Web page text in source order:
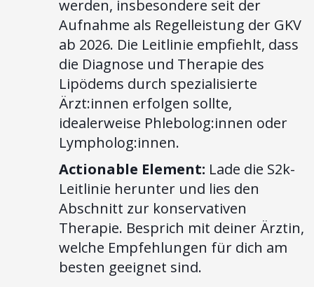
werden, insbesondere seit der
Aufnahme als Regelleistung der GKV
ab 2026. Die Leitlinie empfiehlt, dass
die Diagnose und Therapie des
Lipödems durch spezialisierte
Ärzt:innen erfolgen sollte,
idealerweise Phlebolog:innen oder
Lympholog:innen.
Actionable Element: Lade die S2k-
Leitlinie herunter und lies den
Abschnitt zur konservativen
Therapie. Besprich mit deiner Ärztin,
welche Empfehlungen für dich am
besten geeignet sind.